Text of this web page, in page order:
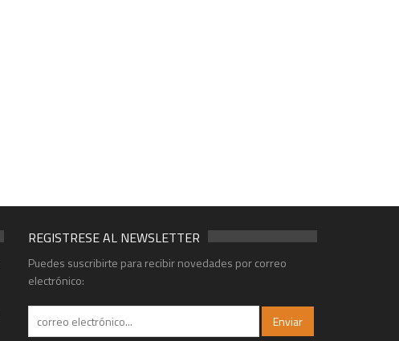
REGISTRESE AL NEWSLETTER
Puedes suscribirte para recibir novedades por correo
electrónico: